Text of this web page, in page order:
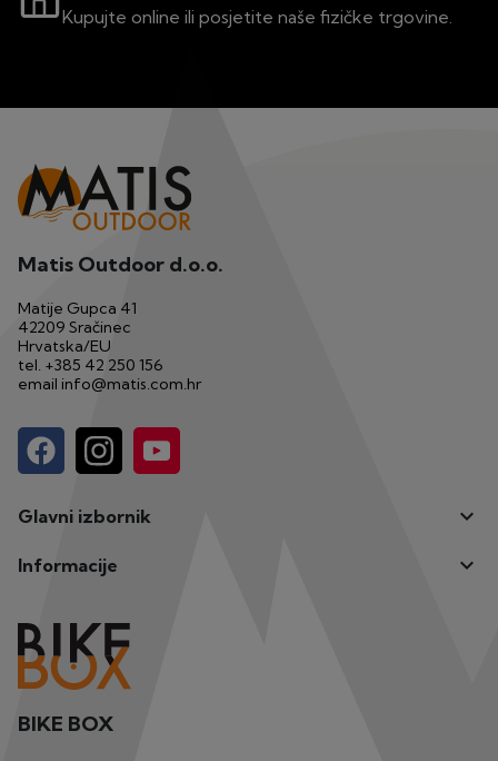
Kupujte online ili posjetite naše fizičke trgovine.
Matis Outdoor d.o.o.
Matije Gupca 41
42209 Sračinec
Hrvatska/EU
tel. +385 42 250 156
email info@matis.com.hr
Glavni izbornik 
Informacije 
BIKE BOX